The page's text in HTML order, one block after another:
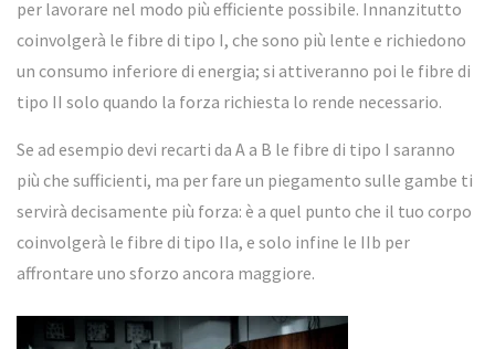
per lavorare nel modo più efficiente possibile. Innanzitutto
coinvolgerà le fibre di tipo I, che sono più lente e richiedono
un consumo inferiore di energia; si attiveranno poi le fibre di
tipo II solo quando la forza richiesta lo rende necessario.
Se ad esempio devi recarti da A a B le fibre di tipo I saranno
più che sufficienti, ma per fare un piegamento sulle gambe ti
servirà decisamente più forza: è a quel punto che il tuo corpo
coinvolgerà le fibre di tipo IIa, e solo infine le IIb per
affrontare uno sforzo ancora maggiore.